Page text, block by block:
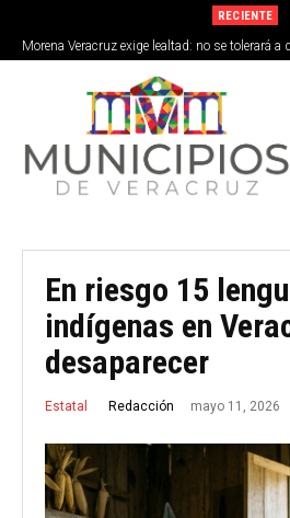
RECIENTE
Morena Veracruz exige lealtad: no se tolerará
de la 4T
En riesgo 15
indígenas en
desaparecer
Estatal Redacción mayo 11, 2026